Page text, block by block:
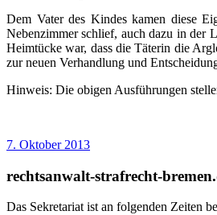
Dem Vater des Kindes kamen diese
Nebenzimmer schlief, auch dazu in der
Heimtücke war, dass die Täterin die
zur neuen Verhandlung und
Hinweis: Die obigen Ausführungen
7. Oktober 2013
rechtsanwalt-strafrecht-
Das Sekretariat ist an folgenden Zeiten